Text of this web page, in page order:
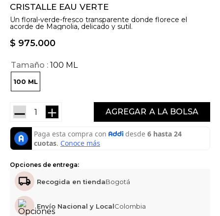
CRISTALLE EAU VERTE
Un floral-verde-fresco transparente donde florece el
acorde de Magnolia, delicado y sutil.
$ 975.000
Tamaño 100 ML
100 ML
＋
－ AGREGAR
Opciones de entrega:
Recogida en tiendaBogotá
Envío Nacional y LocalColombia